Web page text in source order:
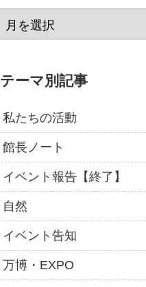
テーマ別記事
私たちの活動
館長ノート
イベント報告【終了】
自然
イベント告知
万博・EXPO